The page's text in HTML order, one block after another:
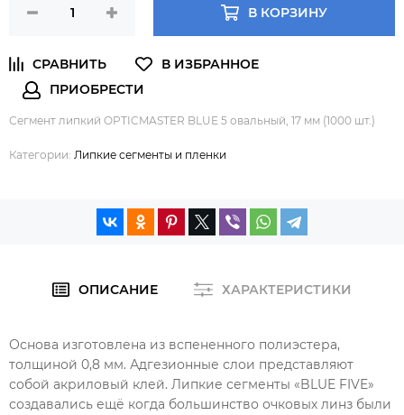
В КОРЗИНУ
Сегмент липкий OPTICMASTER BLUE 5 овальный, 17 мм (1000 шт.)
Категории: Липкие сегменты и пленки
ОПИСАНИЕ ХАРАКТЕРИСТИКИ
Основа изготовлена из вспененного полиэстера,
толщиной 0,8 мм. Адгезионные слои представляют
собой акриловый клей. Липкие сегменты «BLUE FIVE»
создавались ещё когда большинство очковых линз были